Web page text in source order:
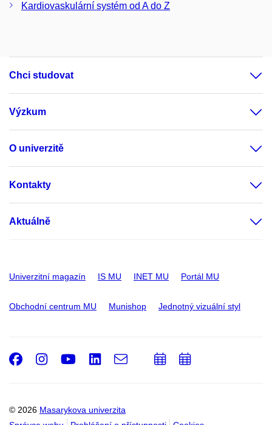
Kardiovaskulární systém od A do Z
Chci studovat
Výzkum
O univerzitě
Kontakty
Aktuálně
Univerzitní magazín IS MU INET MU Portál MU
Obchodní centrum MU Munishop Jednotný vizuální styl
© 2026 Masarykova univerzita
Facebook
Instagram
Youtube
LinkedIn
e-
PřidatPřidat